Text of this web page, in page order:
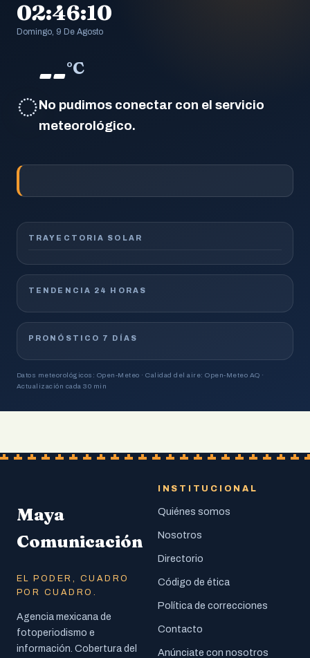
02:46:11
Domingo, 9 De Agosto
◌
--°C
No pudimos conectar con el servicio
meteorológico.
TRAYECTORIA SOLAR
TENDENCIA 24 HORAS
PRONÓSTICO 7 DÍAS
Datos meteorológicos: Open-Meteo · Calidad del aire: Open-Meteo AQ ·
Actualización cada 30 min
Maya
Comunicación
EL PODER, CUADRO
POR CUADRO.
Agencia mexicana de
fotoperiodismo e
información. Cobertura del
INSTITUCIONAL
Quiénes somos
Nosotros
Directorio
Código de ética
Política de correcciones
Contacto
Anúnciate con nosotros